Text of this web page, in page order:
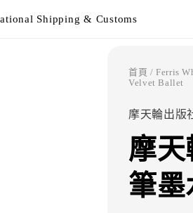
Shipping & Customs
首頁 /Ferris
Velvet Ballet
摩天輪出版
摩
筆墨